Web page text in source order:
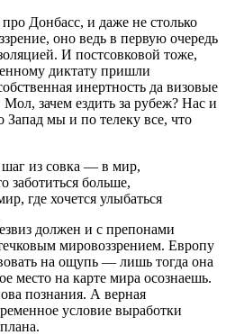
Донбасс, и даже не столько
оно ведь в первую очередь
И постсовковой тоже,
диктату пришли
инертность да визовые
зачем ездить за рубеж? Нас и
Запад мы и по телеку все, что
из совка — в мир,
заботиться больше,
где хочется улыбаться
должен и с препонами
мировоззрением. Европу
на ощупь — лишь тогда она
место на карте мира осознаешь.
познания. А верная
условие выработки